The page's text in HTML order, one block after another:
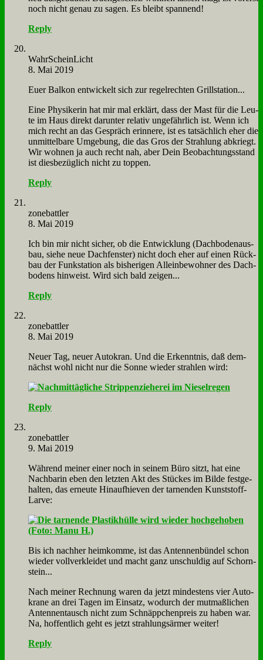
noch nicht ge­nau zu sa­gen. Es bleibt span­nend!
Reply
Wahr­Schein­Licht
8. Mai 2019
Eu­er Bal­kon ent­wickelt sich zur re­gel­rech­ten Grill­sta­ti­on...
Ei­ne Phy­si­ke­rin hat mir mal er­klärt, dass der Mast für die Leu­
te im Haus di­rekt dar­un­ter re­la­tiv un­ge­fähr­lich ist. Wenn ich
mich recht an das Ge­spräch er­in­ne­re, ist es tat­säch­lich eher die
un­mit­tel­ba­re Um­ge­bung, die das Gros der Strah­lung ab­kriegt.
Wir woh­nen ja auch recht nah, aber Dein Be­ob­ach­tungs­stand
ist dies­be­züg­lich nicht zu top­pen.
Reply
zone­batt­ler
8. Mai 2019
Ich bin mir nicht si­cher, ob die Ent­wick­lung (Dach­bo­den­aus­
bau, sie­he neue Dach­fen­ster) nicht doch eher auf ei­nen Rück­
bau der Funk­sta­ti­on als bis­he­ri­gen Al­lein­be­woh­ner des Dach­
bo­dens hin­weist. Wird sich bald zei­gen...
Reply
zone­batt­ler
8. Mai 2019
Neu­er Tag, neu­er Au­to­kran. Und die Er­kennt­nis, daß dem­
nächst wohl nicht nur die Son­ne wie­der strah­len wird:
Reply
zone­batt­ler
9. Mai 2019
Wäh­rend mei­ner ei­ner noch in sei­nem Bü­ro sitzt, hat ei­ne
Nach­ba­rin eben den letz­ten Akt des Stückes im Bil­de fest­ge­
hal­ten, das er­neu­te Hin­auf­hie­ven der tar­nen­den Kunst­stoff-
Lar­ve:
Bis ich nach­her heim­kom­me, ist das An­ten­nen­bün­del schon
wie­der voll­ver­klei­det und macht ganz un­schul­dig auf Schorn­
stein...
Nach mei­ner Rech­nung wa­ren da jetzt min­de­stens vier Au­to­
kra­ne an drei Ta­gen im Ein­satz, wo­durch der mut­maß­li­chen
An­ten­nen­tausch nicht zum Schnäpp­chen­preis zu ha­ben war.
Na, hof­fent­lich geht es jetzt strah­lungs­är­mer wei­ter!
Reply